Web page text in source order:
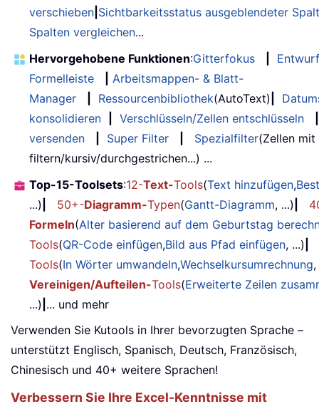
verschieben Sichtbarkeitsstatus ausgeblendeter
Spalten vergleichen...
Hervorgehobene Funktionen:Gitterfokus
Entwurf
Formelleiste
Arbeitsmappen- & Blatt-
Manager
Ressourcenbibliothek(AutoText)
konsolidieren
Verschlüsseln/Zellen entschlüsseln
versenden
Super Filter Spezialfilter(Zellen
filtern/kursiv/durchgestrichen...) ...
Top-15-Toolsets:12-Text-Tools(Text hinzufügen,
...)
50+-Diagramm-Typen(Gantt-Diagramm, ...)
Formeln(Alter basierend auf dem Geburtstag
Tools(QR-Code einfügen,Bild aus Pfad einfügen, ...)
Tools(In Wörter umwandeln,Wechselkursumrechnung
Vereinigen/Aufteilen-Tools(Erweiterte Zeilen
...) ... und mehr
Verwenden Sie Kutools in Ihrer bevorzugten Sprache –
unterstützt Englisch, Spanisch, Deutsch, Französisch,
Chinesisch und 40+ weitere Sprachen!
Verbessern Sie Ihre Excel-Kenntnisse mit